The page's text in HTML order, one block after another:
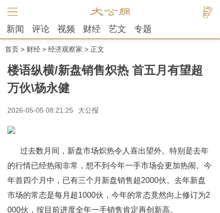
新闻 评论 视频 财经 艺文 专题
首页 > 财经 > 经济观察家 > 正文
楼语纵横/新盘销售炽热 首五月有望超
万伙\杨永健
2026-05-05 08:21:25 大公报
过去数月间，新盘市场炽热令人喜出望外。特别是去年
的行情已经热闹非常，想不到今年一手市场会更加热闹。今
年首四个月中，已有三个月新盘销售超2000伙。去年新盘
市场的常态是每月超1000伙，今年的常态竟然向上修订为2
000伙，按目前进度全年一手销售肯定再创新高。